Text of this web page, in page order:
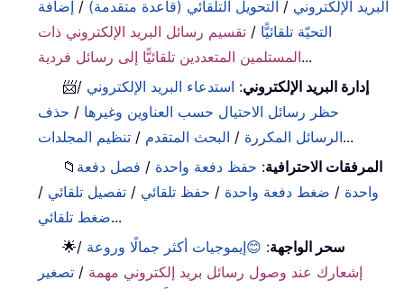
البريد الإلكتروني / التحويل التلقائي (قاعدة متقدمة) / إضافة
التحيّة تلقائيًّا / تقسيم رسائل البريد الإلكتروني ذات
المستلمين المتعددين تلقائيًّا إلى رسائل فردية...
📨
إدارة البريد الإلكتروني: استدعاء البريد الإلكتروني /
حظر رسائل الاحتيال حسب العناوين وغيرها / حذف
الرسائل المكررة / البحث المتقدم / تنظيم المجلدات
...
📁
المرفقات الاحترافية: حفظ دفعة واحدة / فصل دفعة
واحدة / ضغط دفعة واحدة / حفظ تلقائي / تفصيل تلقائي /
ضغط تلقائي...
🌟
سحر الواجهة: 😊إيموجيات أكثر جمالًا وروعة /
إشعارك عند وصول رسائل بريد إلكتروني مهمة / تصغير